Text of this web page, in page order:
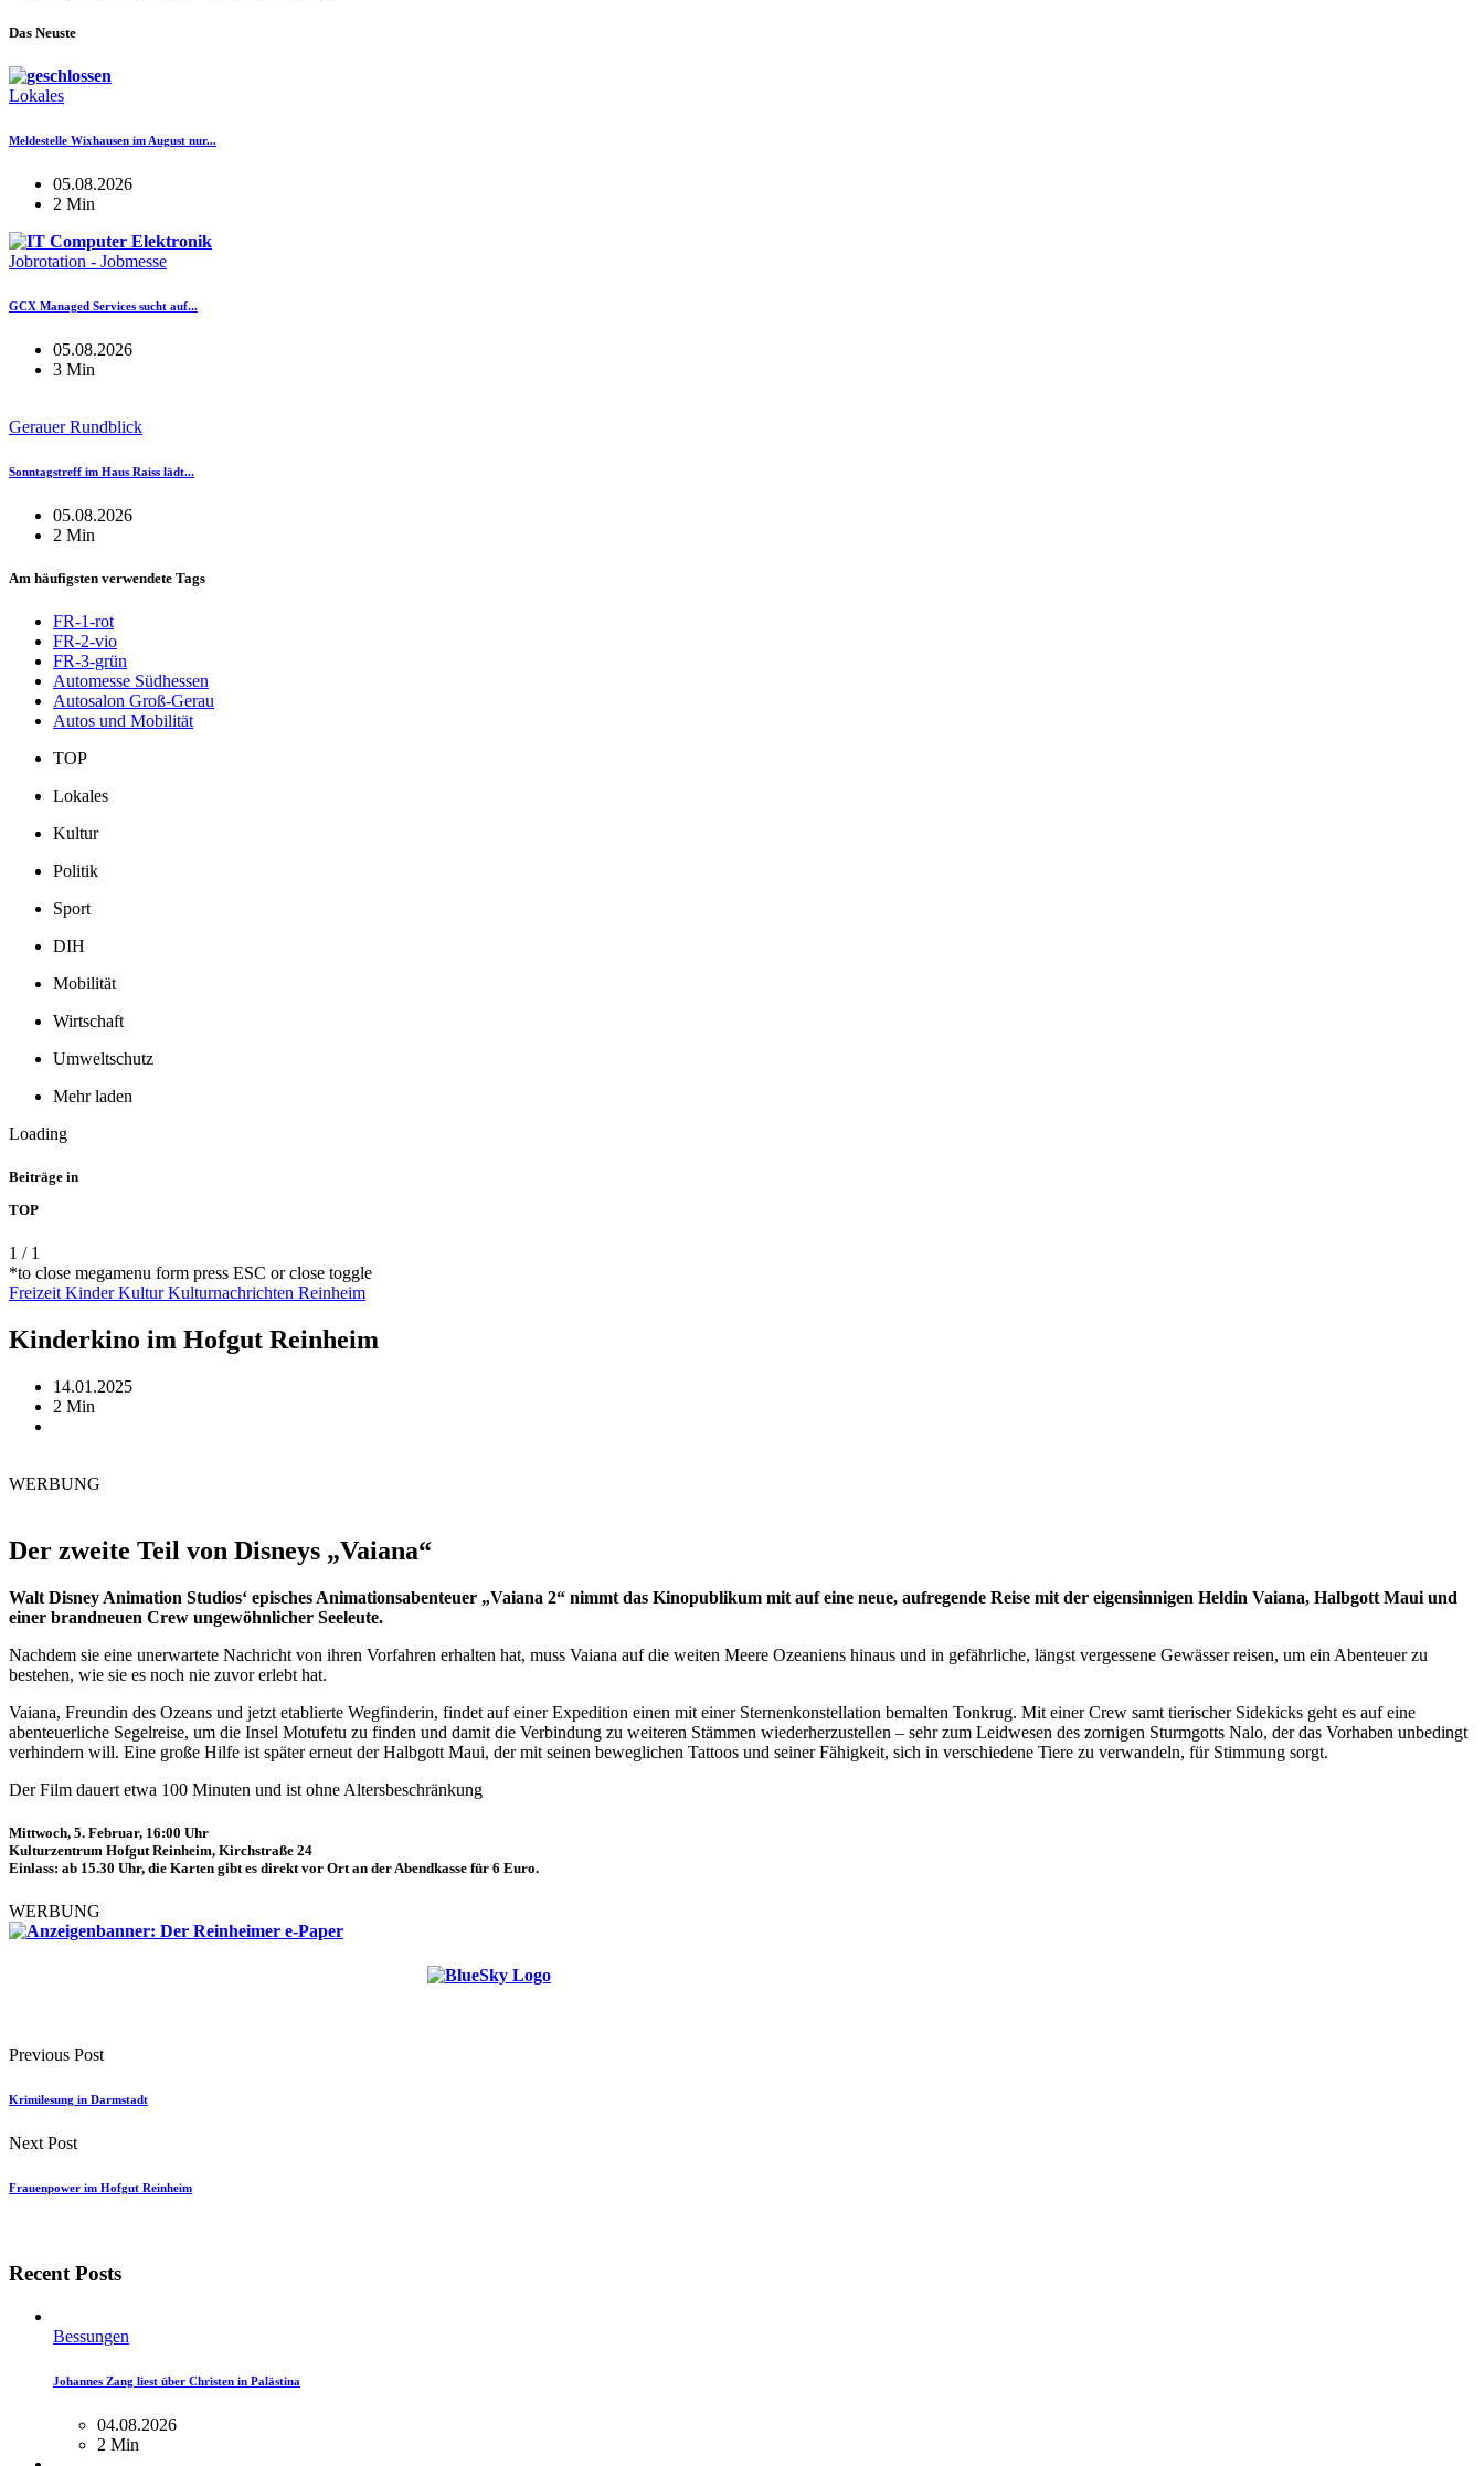
Das Neuste
Lokales
Meldestelle Wixhausen im August nur...
05.08.2026
2 Min
Jobrotation - Jobmesse
GCX Managed Services sucht auf...
05.08.2026
3 Min
Gerauer Rundblick
Sonntagstreff im Haus Raiss lädt...
05.08.2026
2 Min
Am häufigsten verwendete Tags
FR-1-rot
FR-2-vio
FR-3-grün
Automesse Südhessen
Autosalon Groß-Gerau
Autos und Mobilität
TOP
Lokales
Kultur
Politik
Sport
DIH
Mobilität
Wirtschaft
Umweltschutz
Mehr laden
Loading
Beiträge in
TOP
1 / 1
*to close megamenu form press ESC or close toggle
Freizeit KinderKulturKulturnachrichten Reinheim
Kinderkino im Hofgut Reinheim
14.01.2025
2 Min
WERBUNG
Der zweite Teil von Disneys „Vaiana“
Walt Disney Animation Studios‘ episches Animationsabenteuer „Vaiana 2“ nimmt das Kinopublikum mit auf eine neue, aufregende Reise mit der eigensinnigen Heldin Vaiana, Halbgott Maui und
einer brandneuen Crew ungewöhnlicher Seeleute.
Nachdem sie eine unerwartete Nachricht von ihren Vorfahren erhalten hat, muss Vaiana auf die weiten Meere Ozeaniens hinaus und in gefährliche, längst vergessene Gewässer reisen, um ein Abenteuer zu
bestehen, wie sie es noch nie zuvor erlebt hat.
Vaiana, Freundin des Ozeans und jetzt etablierte Wegfinderin, findet auf einer Expedition einen mit einer Sternenkonstellation bemalten Tonkrug. Mit einer Crew samt tierischer Sidekicks geht es auf eine
abenteuerliche Segelreise, um die Insel Motufetu zu finden und damit die Verbindung zu weiteren Stämmen wiederherzustellen – sehr zum Leidwesen des zornigen Sturmgotts Nalo, der das Vorhaben unbedingt
verhindern will. Eine große Hilfe ist später erneut der Halbgott Maui, der mit seinen beweglichen Tattoos und seiner Fähigkeit, sich in verschiedene Tiere zu verwandeln, für Stimmung sorgt.
Der Film dauert etwa 100 Minuten und ist ohne Altersbeschränkung
Mittwoch, 5. Februar, 16:00 Uhr
Kulturzentrum Hofgut Reinheim, Kirchstraße 24
Einlass: ab 15.30 Uhr, die Karten gibt es direkt vor Ort an der Abendkasse für 6 Euro.
WERBUNG
Previous Post
Krimilesung in Darmstadt
Next Post
Frauenpower im Hofgut Reinheim
Recent Posts
Bessungen
Johannes Zang liest über Christen in Palästina
04.08.2026
2 Min